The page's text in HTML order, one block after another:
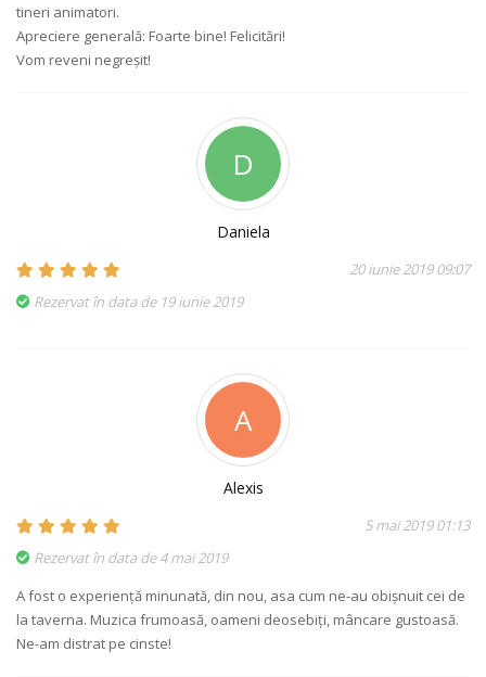
tineri animatori.
Apreciere generală: Foarte bine! Felicitări!
Vom reveni negreșit!
D
Daniela
20 iunie 2019 09:07
Rezervat în data de 19 iunie 2019
A
Alexis
5 mai 2019 01:13
Rezervat în data de 4 mai 2019
A fost o experiență minunată, din nou, asa cum ne-au obişnuit cei de
la taverna. Muzica frumoasă, oameni deosebiți, mâncare gustoasă.
Ne-am distrat pe cinste!